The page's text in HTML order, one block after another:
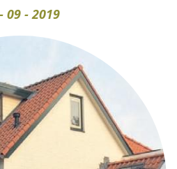
09 - 2019